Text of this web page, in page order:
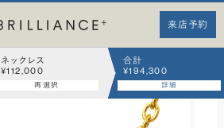
来店予約
ネックレス
¥112,000
再選択
合計
¥194,300
詳細